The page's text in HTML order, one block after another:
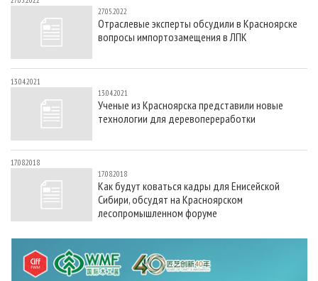
СУШКА ДРЕВЕСИНЫ
ПРОИЗВОДСТВО ДРЕВЕСНЫХ ПЛИТ
ДЕРЕВЯННОЕ ДОМОСТРОЕНИЕ
ПРОИЗВОДСТВО МЕБЕЛИ
БИОЭНЕРГЕТИКА
ЦБП
ИНСТРУМЕНТ И МАТЕРИАЛЫ
ПЕРСОНЫ
МОБИЛЬНЫЕ ВЫСТАВКИ
ОФИЦИАЛЬНЫЕ ДЕЛЕГАЦИИ
ПРИОРИТЕТНЫЕ ИНВЕСТПРОЕКТЫ
RUSSIAN FORESTRY REVIEW
ГАЗЕТА ЛЕСПРОМФОРУМ
БИБЛИОТЕКА СПЕЦИАЛИСТА
РЕКЛАМА НА САЙТЕ
27.05.2022
Отраслевые эксперты обсудили в Красноярске
вопросы импортозамещения в ЛПК
13.04.2021
13.04.2021
Ученые из Красноярска представили новые
технологии для деревопереработки
17.08.2018
17.08.2018
Как будут коваться кадры для Енисейской
Сибири, обсудят на Красноярском
лесопромышленном форуме